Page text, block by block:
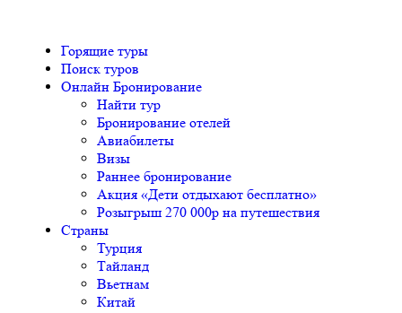
Горящие туры
Поиск туров
Онлайн Бронирование
Найти тур
Бронирование отелей
Авиабилеты
Визы
Раннее бронирование
Акция «Дети отдыхают бесплатно»
Розыгрыш 270 000р на путешествия
Страны
Турция
Тайланд
Вьетнам
Китай